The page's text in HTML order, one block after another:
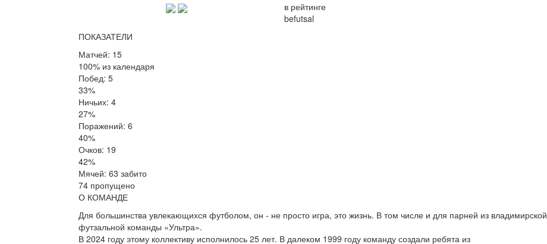
в рейтинге
befutsal
ПОКАЗАТЕЛИ
Матчей: 15
100% из календаря
Побед: 5
33%
Ничьих: 4
27%
Поражений: 6
40%
Очков: 19
42%
Мячей: 63 забито
74 пропущено
О КОМАНДЕ
Для большинства увлекающихся футболом, он - не просто игра, это жизнь. В том числе и для парней из владимирской
футзальной команды «Ультра».
В 2024 году этому коллективу исполнилось 25 лет. В далеком 1999 году команду создали ребята из